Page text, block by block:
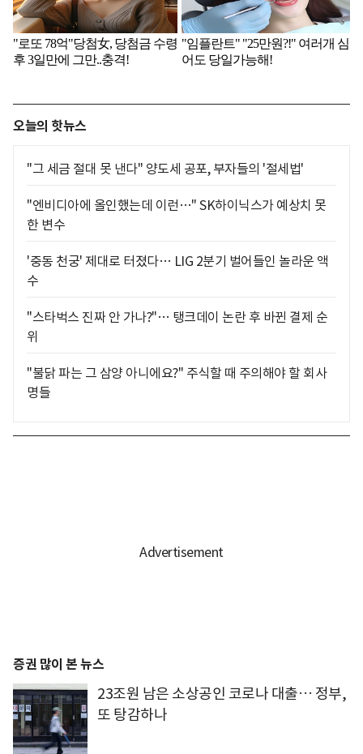
오늘의 핫뉴스
"그 세금 절대 못 낸다" 양도세 공포, 부자들의 '절세법'
"엔비디아에 올인했는데 이런…" SK하이닉스가 예상치 못
한 변수
'중동 천궁' 제대로 터졌다… LIG 2분기 벌어들인 놀라운 액
수
"스타벅스 진짜 안 가나?"… 탱크데이 논란 후 바뀐 결제 순
위
"불닭 파는 그 삼양 아니에요?" 주식할 때 주의해야 할 회사
명들
증권 많이 본 뉴스
23조원 남은 소상공인 코로나 대출… 정부,
또 탕감하나